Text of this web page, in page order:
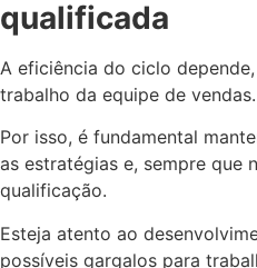
qualificada
A eficiência do ciclo
trabalho da equipe de vendas.
Por isso, é fundamental
as estratégias e, sempre que
qualificação.
Esteja atento ao
possíveis gargalos para